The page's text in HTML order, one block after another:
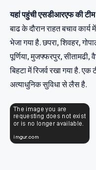
यहां पहुंची एसडीआरएफ की
बाढ के दौरान राहत बचाव
भेजा गया है. छपरा, शिवहर,
पूर्णिया, मुजफ्फरपुर, सीतामढी,
बिहटा में रिजर्व रखा गया है.
अत्याधुनिक सुविधा से लैस है.